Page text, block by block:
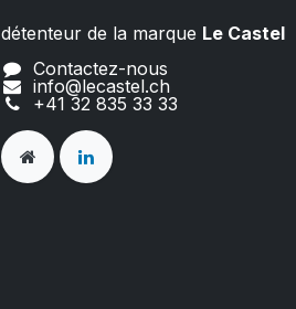
détenteur de la marque Le Castel​​
Contactez-nous
info@lecastel.ch
+41 32 835 33 33